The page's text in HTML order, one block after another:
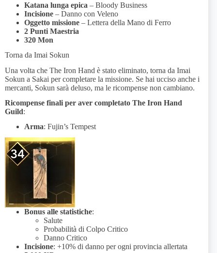
Katana lunga epica – Bloody Business
Incisione – Danno con Veleno
Oggetto missione – Lettera della Mano di Ferro
2 Punti Maestria
320 Mon
Torna da Imai Sokun
Una volta che The Iron Hand è stato eliminato, torna da Imai
Sokun a Sakai per completare la missione. Se hai ucciso anche i
mercanti, Sokun sarà deluso, ma le ricompense non cambiano.
Ricompense finali per aver completato The Iron Hand
Guild:
Arma: Fujin’s Tempest
Bonus alle statistiche:
Salute
Probabilità di Colpo Critico
Danno Critico
Incisione: +10% di danno per ogni provincia allertata